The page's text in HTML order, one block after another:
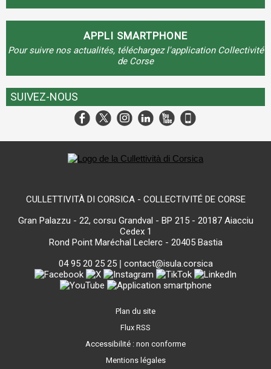
APPLI SMARTPHONE
Pour suivre nos actualités, téléchargez l'application Collectivité
de Corse
SUIVEZ-NOUS
CULLETTIVITÀ DI CORSICA - COLLECTIVITÉ DE CORSE
Gran Palazzu - 22, corsu Grandval - BP 215 - 20187 Aiacciu
Cedex 1
Rond Point Maréchal Leclerc - 20405 Bastia
04 95 20 25 25| contact@isula.corsica
Plan du site
Flux RSS
Accessibilité : non conforme
Mentions légales